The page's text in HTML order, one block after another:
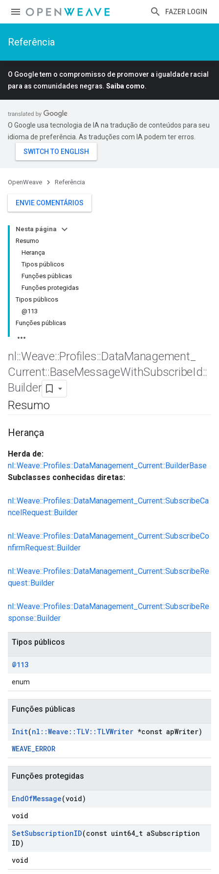
FAZER LOGIN
Referência
O Google tem o compromisso de promover a igualdade racial
para as comunidades negras. Saiba como.
O Google usa tecnologia de IA na tradução de conteúdos para seu
idioma de preferência. As traduções com IA podem ter erros.
OpenWeave Referência
ENVIE COMENTÁRIOS
Nesta página
Resumo
Herança
Tipos públicos
Funções públicas
Funções protegidas
Tipos públicos
@113
Funções públicas
nl ::Weave::Profiles::DataManagement
Current::BaseMessageWithSubscribeId::
Builder
Resumo
Herança
Herda de:
nl::Weave::Profiles::DataManagement_Current::BuilderBase
Subclasses conhecidas diretas:
nl::Weave::Profiles::DataManagement_Current::SubscribeCa
ncelRequest::Builder
nl::Weave::Profiles::DataManagement_Current::SubscribeCo
nfirmRequest::Builder
nl::Weave::Profiles::DataManagement_Current::SubscribeRe
quest::Builder
nl::Weave::Profiles::DataManagement_Current::SubscribeRe
sponse::Builder
Tipos públicos
@113
enum
Funções públicas
Init(nl ::Weave :: TLV:: TLVWriter *const apWriter)
WEAVE_ERROR
Funções protegidas
EndOfMessage(void)
void
SetSubscriptionID(const uint64 t aSubscription
ID)
void